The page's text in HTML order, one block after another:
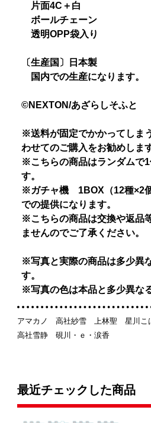
片面4C＋白
ボールチェーン
透明OPP袋入り
〔生産国〕日本製
国内での生産になります。
©NEXTON/あざらしそふと
※送料が固定でかかってしま
わせてのご購入をお勧めします
※こちらの商品はランダムで1
す。
※ガチャ機 1BOX（12種×2
での提供になります。
※こちらの商品は交換や返品
ませんのでご了承ください。
※写真と実際の商品は多少異
す。
※写真の色は本品と多少異な
アマカノ 高社紗雪 上林聖 星川
高社雪静 硯川・ｅ・涙香
最近チェックした商品